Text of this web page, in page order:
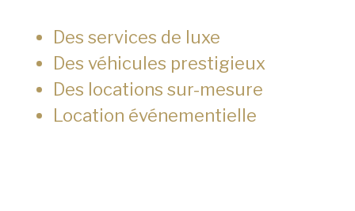
Des services de luxe
Des véhicules prestigieux
Des locations sur-mesure
Location événementielle